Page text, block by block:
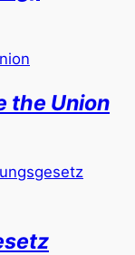
the Union